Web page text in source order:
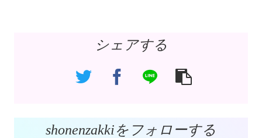
シェアする
shonenzakkiをフォローする